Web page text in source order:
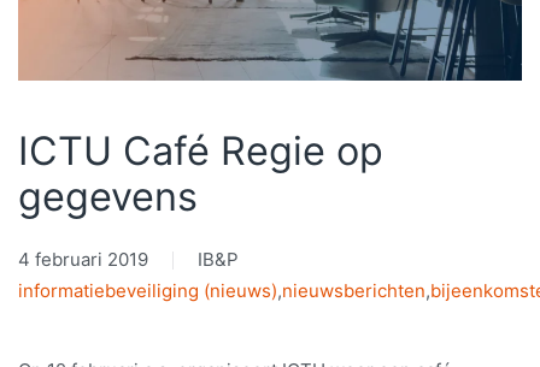
ICTU Café Regie op
gegevens
4 februari 2019
IB&P
informatiebeveiliging (nieuws),nieuwsberichten,